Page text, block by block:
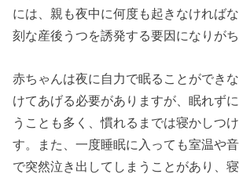
には、親も夜中に何度も起きなければ
刻な産後うつを誘発する要因になりがち
赤ちゃんは夜に自力で眠ることができ
けてあげる必要がありますが、眠れず
うことも多く、慣れるまでは寝かしつ
す。また、一度睡眠に入っても室温や
で突然泣き出してしまうことがあり、